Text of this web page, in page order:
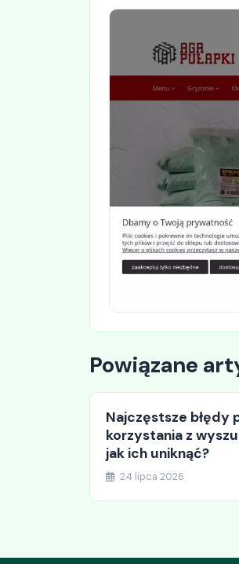
Powiązane
Najczęstsze błędy
korzystania z
jak ich uniknąć?
24 lipca 2026